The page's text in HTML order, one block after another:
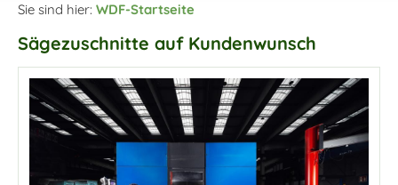
Sie sind hier: WDF-Startseite
Sägezuschnitte auf Kundenwunsch